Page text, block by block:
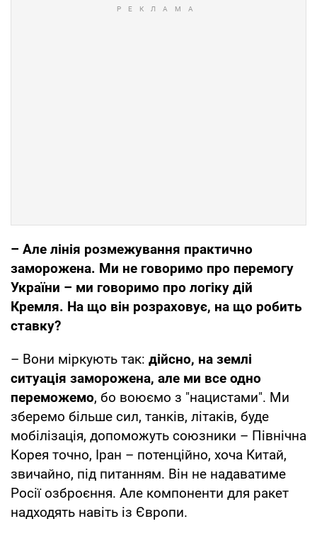
– Але лінія розмежування практично
заморожена. Ми не говоримо про перемогу
України – ми говоримо про логіку дій
Кремля. На що він розраховує, на що робить
ставку?
– Вони міркують так: дійсно, на землі
ситуація заморожена, але ми все одно
переможемо, бо воюємо з "нацистами". Ми
зберемо більше сил, танків, літаків, буде
мобілізація, допоможуть союзники – Північна
Корея точно, Іран – потенційно, хоча Китай,
звичайно, під питанням. Він не надаватиме
Росії озброєння. Але компоненти для ракет
надходять навіть із Європи.